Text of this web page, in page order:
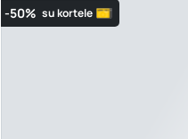
-50% su kortele